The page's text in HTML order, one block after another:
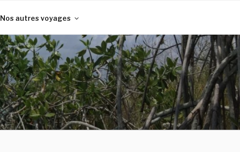
Nos autres voyages